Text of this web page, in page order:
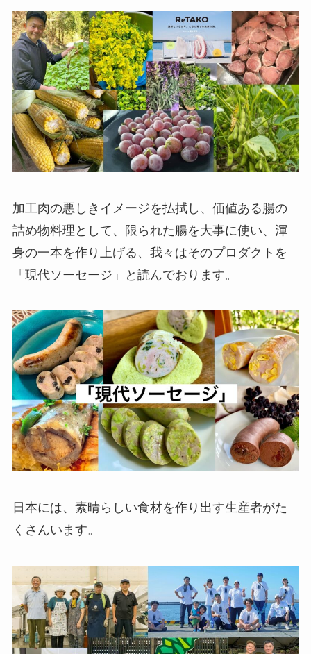
加工肉の悪しきイメージを払拭し、価値ある腸の
詰め物料理として、限られた腸を大事に使い、渾
身の一本を作り上げる、我々はそのプロダクトを
「現代ソーセージ」と読んでおります。
日本には、素晴らしい食材を作り出す生産者がた
くさんいます。